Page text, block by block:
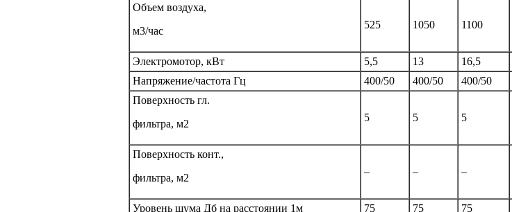
Объем воздуха,
м3/час
525 1050 1100
Электромотор, кВт 5,5 13 16,5
Напряжение/частота Гц
400/50 400/50 400/50
Поверхность гл.
фильтра, м2
5 5 5
Поверхность конт.,
фильтра, м2
– – –
Уровень шума Дб на расстоянии 1м 75 75 75